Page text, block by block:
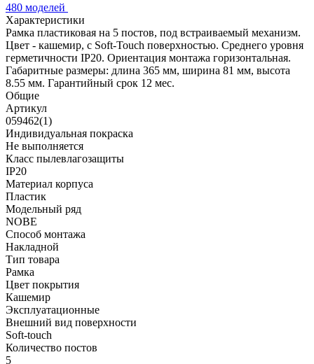
480 моделей
Характеристики
Рамка пластиковая на 5 постов, под встраиваемый механизм.
Цвет - кашемир, с Soft-Touch поверхностью. Среднего уровня
герметичности IP20. Ориентация монтажа горизонтальная.
Габаритные размеры: длина 365 мм, ширина 81 мм, высота
8.55 мм. Гарантийный срок 12 мес.
Общие
Артикул
059462(1)
Индивидуальная покраска
Не выполняется
Класс пылевлагозащиты
IP20
Материал корпуса
Пластик
Модельный ряд
NOBE
Способ монтажа
Накладной
Тип товара
Рамка
Цвет покрытия
Кашемир
Эксплуатационные
Внешний вид поверхности
Soft-touch
Количество постов
5